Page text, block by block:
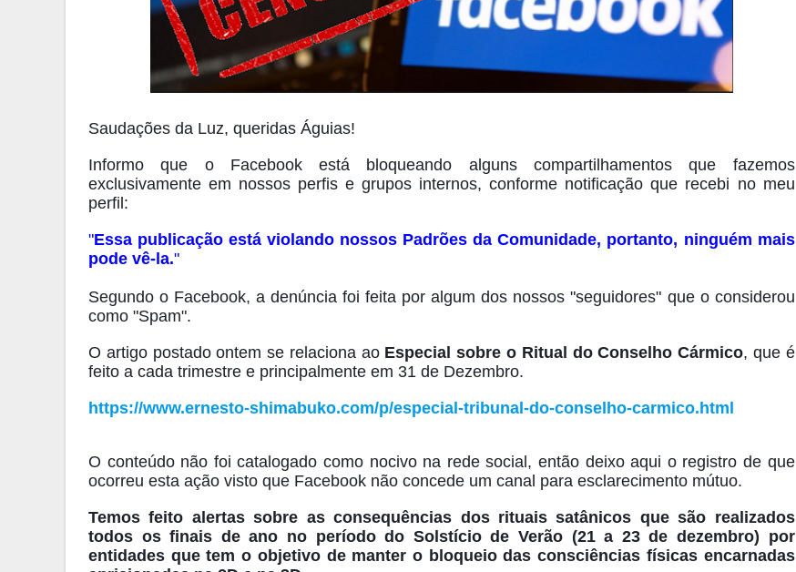
Saudações da Luz, queridas Águias!
Informo que o Facebook está bloqueando alguns compartilhamentos que fazemos
exclusivamente em nossos perfis e grupos internos, conforme notificação que recebi no meu
perfil:
"Essa publicação está violando nossos Padrões da Comunidade, portanto, ninguém mais
pode vê-la."
Segundo o Facebook, a denúncia foi feita por algum dos nossos "seguidores" que o considerou
como "Spam".
O artigo postado ontem se relaciona ao Especial sobre o Ritual do Conselho Cármico, que é
feito a cada trimestre e principalmente em 31 de Dezembro.
https://www.ernesto-shimabuko.com/p/especial-tribunal-do-conselho-carmico.html
O conteúdo não foi catalogado como nocivo na rede social, então deixo aqui o registro de que
ocorreu esta ação visto que Facebook não concede um canal para esclarecimento mútuo.
Temos feito alertas sobre as consequências dos rituais satânicos que são realizados
todos os finais de ano no período do Solstício de Verão (21 a 23 de dezembro) por
entidades que tem o objetivo de manter o bloqueio das consciências físicas encarnadas